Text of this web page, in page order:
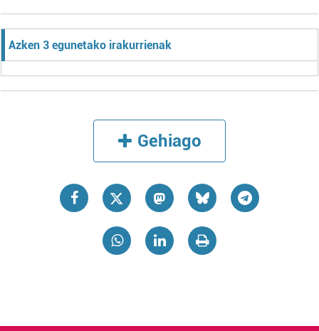
Azken 3 egunetako irakurrienak
Gehiago